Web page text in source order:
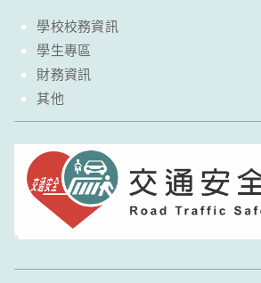
學校校務資訊
學生專區
財務資訊
其他